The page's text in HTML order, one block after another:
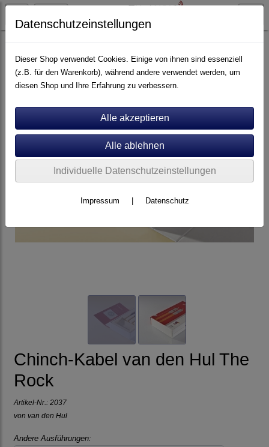
Kabel Cinch-Kabel
Chinch-Kabel van den Hul The
Rock
Artikel-Nr.: 2037
von van den Hul
Andere Ausführungen:
Datenschutzeinstellungen
Dieser Shop verwendet Cookies. Einige von ihnen sind essenziell
(z.B. für den Warenkorb), während andere verwendet werden, um
diesen Shop und Ihre Erfahrung zu verbessern.
Individuelle Datenschutzeinstellungen
Impressum Datenschutz